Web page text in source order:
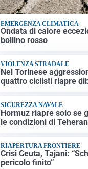
EMERGENZA CLIMATICA
Ondata di calore
bollino rosso
VIOLENZA STRADALE
Nel Torinese
quattro ciclisti riapre
SICUREZZA NAVALE
Hormuz riapre solo se
le condizioni di Teheran
RIAPERTURA FRONTIERE
Crisi Ceuta, Tajani:
pericolo finito”